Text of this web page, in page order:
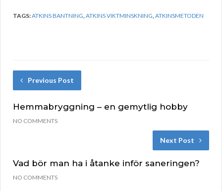
TAGS:ATKINS BANTNING,ATKINS VIKTMINSKNING,ATKINSMETODEN
Previous Post
Hemmabryggning – en gemytlig hobby
NO COMMENTS
Next Post
Vad bör man ha i åtanke inför saneringen?
NO COMMENTS